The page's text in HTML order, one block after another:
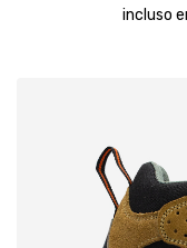
incluso